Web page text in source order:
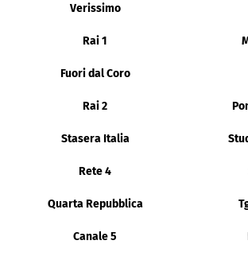
Verissimo
Rai 1
Fuori dal Coro
Rai 2
Stasera Italia
Rete 4
Quarta Repubblica
Canale 5